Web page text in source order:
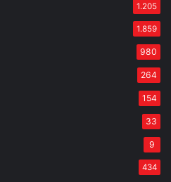
1.205
1.859
980
264
154
33
9
434